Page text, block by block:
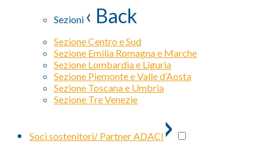
Sezioni ‹ Back
Sezione Centro e Sud
Sezione Emilia Romagna e Marche
Sezione Lombardia e Liguria
Sezione Piemonte e Valle d’Aosta
Sezione Toscana e Umbria
Sezione Tre Venezie
Soci sostenitori/ Partner ADACI ›